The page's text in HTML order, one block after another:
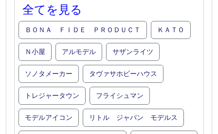
全てを見る
ＢＯＮＡ ＦＩＤＥ ＰＲＯＤＵＣＴ ＫＡＴＯ
Ｎ小屋 アルモデル サザンライツ
ソノタメーカー タヴァサホビーハウス
トレジャータウン フライシュマン
モデルアイコン リトル ジャパン モデルス